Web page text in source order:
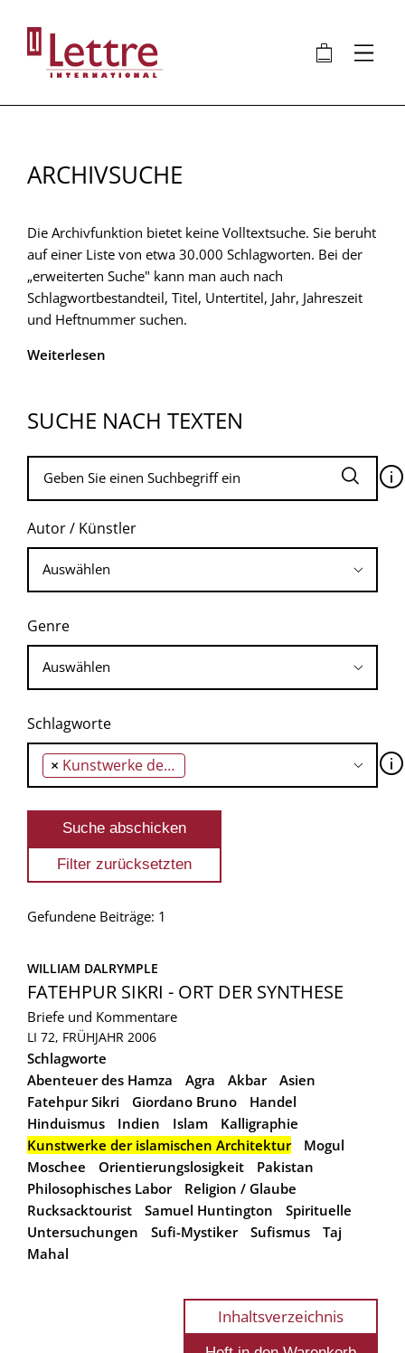
Inhalt
🛍 ⋮
ARCHIVSUCHE
Die Archivfunktion bietet keine Volltextsuche. Sie beruht
auf einer Liste von etwa 30.000 Schlagworten. Bei der
„erweiterten Suche" kann man auch nach
Schlagwortbestandteil, Titel, Untertitel, Jahr, Jahreszeit
und Heftnummer suchen.
Weiterlesen
SUCHE NACH TEXTEN
🛈
Autor / Künstler
Genre
Schlagworte
× Kunstwerke der islamischen Architektur 🛈
Gefundene Beiträge: 1
WILLIAM DALRYMPLE
FATEHPUR SIKRI - ORT DER SYNTHESE
Briefe und Kommentare
LI 72, FRÜHJAHR 2006
Schlagworte
Abenteuer des Hamza
Agra Akbar
Asien
Fatehpur Sikri
Giordano Bruno
Handel
Hinduismus
Indien Islam
Kalligraphie
Kunstwerke der islamischen Architektur
Mogul
Moschee
Orientierungslosigkeit
Pakistan
Philosophisches Labor
Religion / Glaube
Rucksacktourist
Samuel Huntington
Spirituelle
Untersuchungen
Sufi-Mystiker Sufismus
Taj
Mahal
Inhaltsverzeichnis